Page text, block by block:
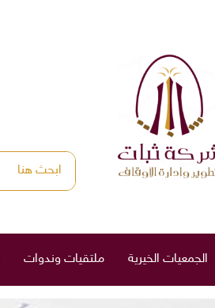
ادارة الأوقاف صناديق العائلة
الجمعيات الخيرية ملتقيات وندوات